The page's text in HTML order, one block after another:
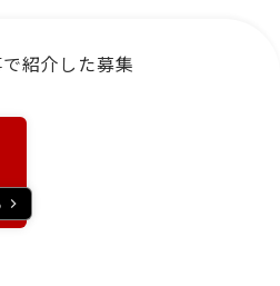
紹介した募集